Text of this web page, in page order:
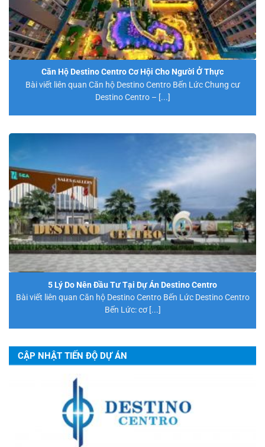
Căn Hộ Destino Centro Cơ Hội Cho Người Ở Thực
Bài viết liên quan Căn hộ Destino Centro Bến Lức Chung cư
Destino Centro – [...]
5 Lý Do Nên Đầu Tư Tại Dự Án Destino Centro
Bài viết liên quan Căn hộ Destino Centro Bến Lức Destino Centro
Bến Lức: cơ [...]
CẬP NHẬT TIẾN ĐỘ DỰ ÁN